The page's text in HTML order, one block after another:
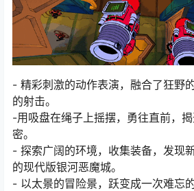
- 精彩刺激的动作表演，融合了狂野
的射击。
-用吸盘在绳子上摇摆，勇往直前，
密。
- 探索广阔的环境，收集装备，发现
的现代版银河恶魔城。
- 以太景的冒险景，跃变成一次难忘的